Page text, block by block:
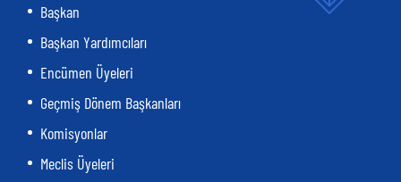
Başkan
Başkan Yardımcıları
Encümen Üyeleri
Geçmiş Dönem Başkanları
Komisyonlar
Meclis Üyeleri